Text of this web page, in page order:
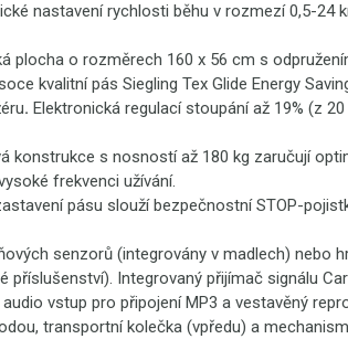
nastavení rychlosti běhu v rozmezí 0,5-24
plocha o rozměrech 160 x 56 cm s
kvalitní pás Siegling Tex Glide Energy
. Elektronická regulací stoupání až 19% (z
konstrukce s nosností až 180 kg zaručují
frekvenci užívání.
pásu slouží bezpečnostní STOP-
senzorů (integrovány v madlech) nebo
příslušenství). Integrovaný přijímač signálu
audio vstup pro připojení MP3 a vestavěný
transportní kolečka (vpředu) a